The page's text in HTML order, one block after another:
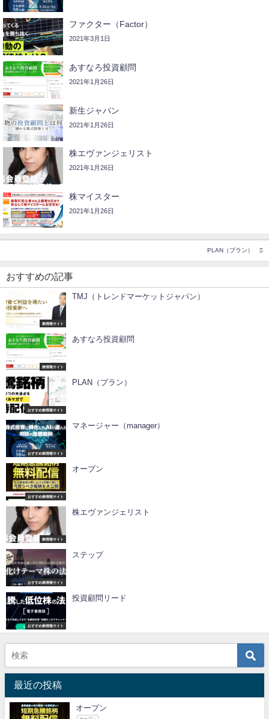
ファクター（Factor）
2021年3月1日
あすなろ投資顧問
2021年1月26日
新生ジャパン
2021年1月26日
株エヴァンジェリスト
2021年1月26日
株マイスター
2021年1月26日
PLAN（プラン）
おすすめの記事
株情報サイト
TMJ（トレンドマーケットジャパン）
株情報サイト
あすなろ投資顧問
おすすめ株情報サイト
PLAN（プラン）
おすすめ株情報サイト
マネージャー（manager）
おすすめ株情報サイト
オープン
株情報サイト
株エヴァンジェリスト
おすすめ株情報サイト
ステップ
おすすめ株情報サイト
投資顧問リード
最近の投稿
オープン